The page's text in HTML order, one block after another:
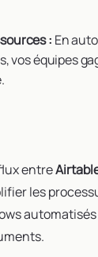
: En
vos équipes
entre
les